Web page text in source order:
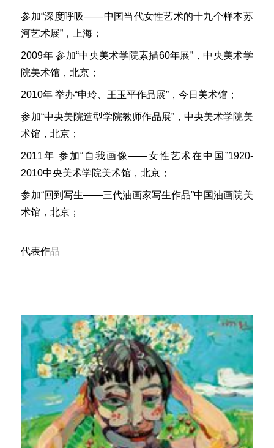
参加“深度呼吸——中国当代女性艺术的十九个样本苏
河艺术展”，上海；
2009年 参加“中央美术学院素描60年展”，中央美术学
院美术馆，北京；
2010年 举办“申玲、王玉平作品展”，今日美术馆；
参加“中央美院造型学院教师作品展”，中央美术学院美
术馆，北京；
2011年 参加“自我画像——女性艺术在中国”1920-
2010中央美术学院美术馆，北京；
参加“回到写生——三代油画家写生作品”中国油画院美
术馆，北京；
代表作品